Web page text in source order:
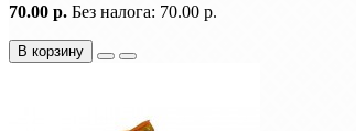
70.00 р. Без налога: 70.00 р.
В корзину